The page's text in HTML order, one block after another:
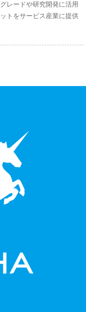
レードや研究開発に活用
トをサービス産業に提供